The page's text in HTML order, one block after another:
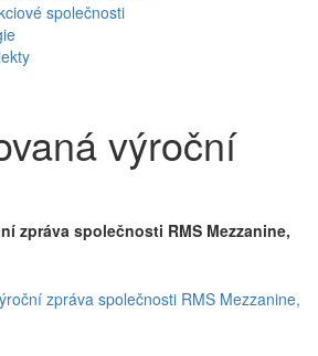
společnosti
výroční
zpráva společnosti RMS Mezzanine,
zpráva společnosti RMS Mezzanine,